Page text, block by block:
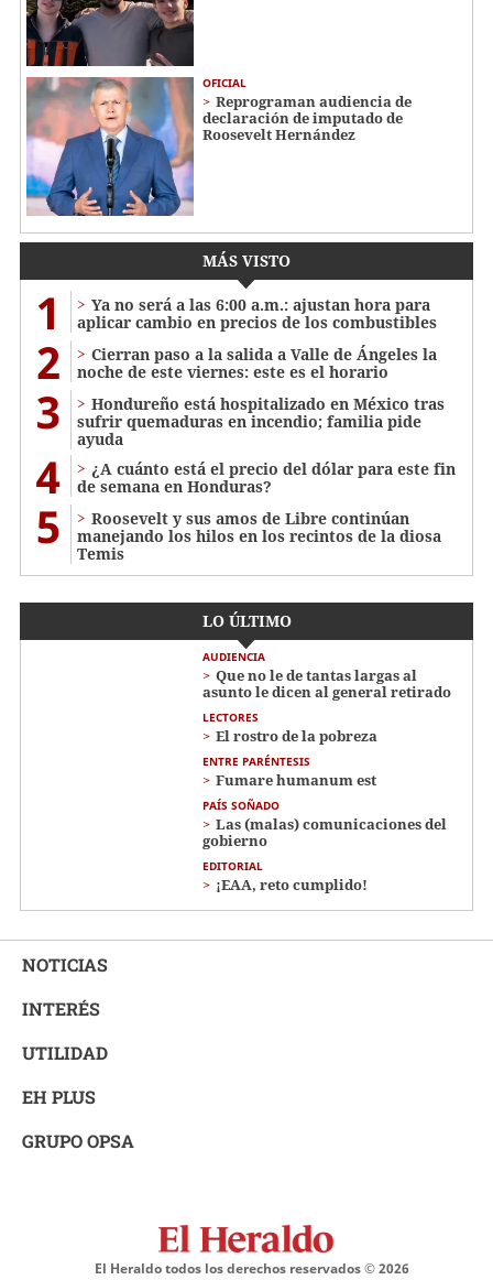
OFICIAL
Reprograman audiencia de
declaración de imputado de
Roosevelt Hernández
MÁS VISTO
1
Ya no será a las 6:00 a.m.: ajustan hora para
aplicar cambio en precios de los combustibles
2
Cierran paso a la salida a Valle de Ángeles la
noche de este viernes: este es el horario
3
Hondureño está hospitalizado en México tras
sufrir quemaduras en incendio; familia pide
ayuda
4
¿A cuánto está el precio del dólar para este fin
de semana en Honduras?
5
Roosevelt y sus amos de Libre continúan
manejando los hilos en los recintos de la diosa
Temis
LO ÚLTIMO
AUDIENCIA
Que no le de tantas largas al
asunto le dicen al general retirado
LECTORES
El rostro de la pobreza
ENTRE PARÉNTESIS
Fumare humanum est
PAÍS SOÑADO
Las (malas) comunicaciones del
gobierno
EDITORIAL
¡EAA, reto cumplido!
NOTICIAS
INTERÉS
UTILIDAD
EH PLUS
GRUPO OPSA
El Heraldo todos los derechos reservados ©2026